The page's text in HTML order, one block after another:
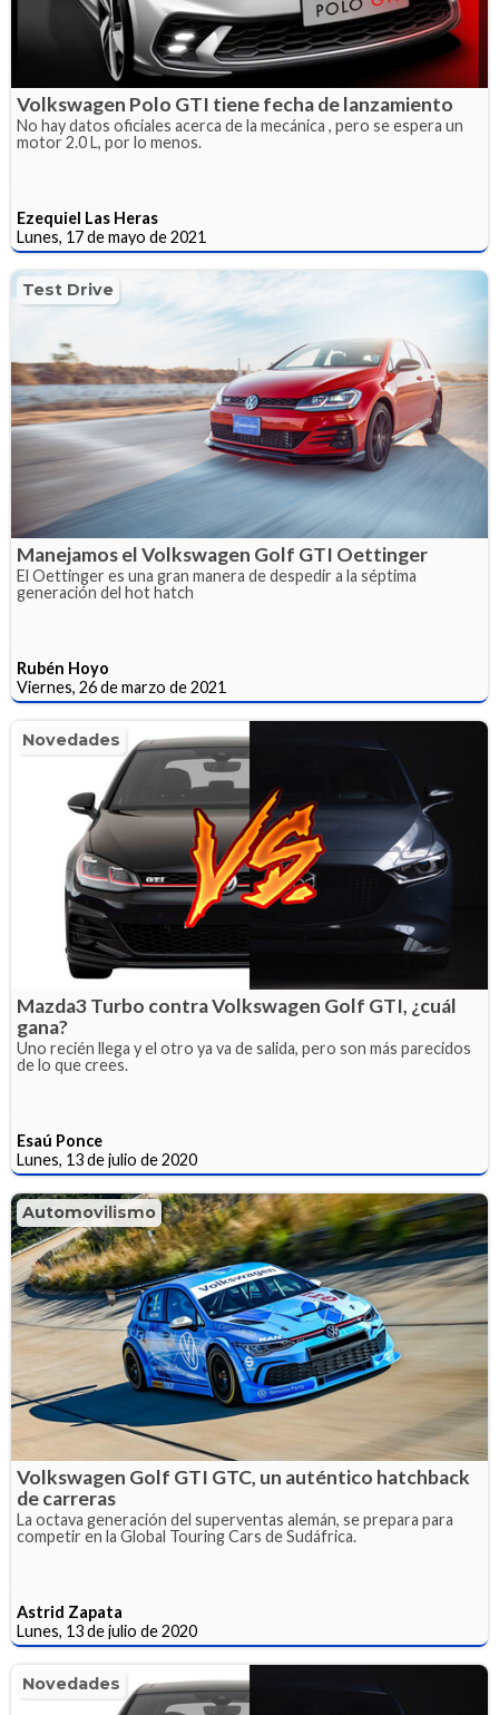
Volkswagen Polo GTI tiene fecha de lanzamiento
No hay datos oficiales acerca de la mecánica , pero se espera un
motor 2.0 L, por lo menos.
Ezequiel Las Heras
Lunes, 17 de mayo de 2021
Test Drive
Manejamos el Volkswagen Golf GTI Oettinger
El Oettinger es una gran manera de despedir a la séptima
generación del hot hatch
Rubén Hoyo
Viernes, 26 de marzo de 2021
Novedades
Mazda3 Turbo contra Volkswagen Golf GTI, ¿cuál
gana?
Uno recién llega y el otro ya va de salida, pero son más parecidos
de lo que crees.
Esaú Ponce
Lunes, 13 de julio de 2020
Automovilismo
Volkswagen Golf GTI GTC, un auténtico hatchback
de carreras
La octava generación del superventas alemán, se prepara para
competir en la Global Touring Cars de Sudáfrica.
Astrid Zapata
Lunes, 13 de julio de 2020
Novedades